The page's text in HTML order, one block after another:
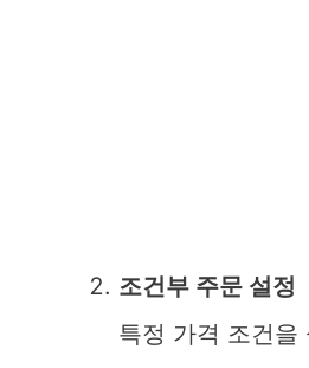
조건부 주문 설정
특정 가격 조건을